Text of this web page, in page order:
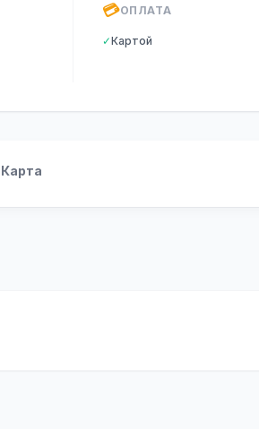
💳ОПЛАТА
✓Картой
Карта